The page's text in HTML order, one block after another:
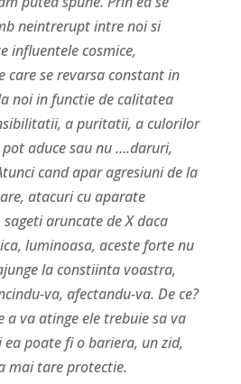
neintrerupt intre noi si
influentele cosmice,
care se revarsa constant in
noi in functie de calitatea
a puritatii, a culorilor
aduce sau nu ….daruri,
cand apar agresiuni de la
atacuri cu aparate
aruncate de X daca
luminoasa, aceste forte nu
la constiinta voastra,
va, afectandu-va. De ce?
a va atinge ele trebuie sa va
poate fi o bariera, un zid,
mai tare protectie.